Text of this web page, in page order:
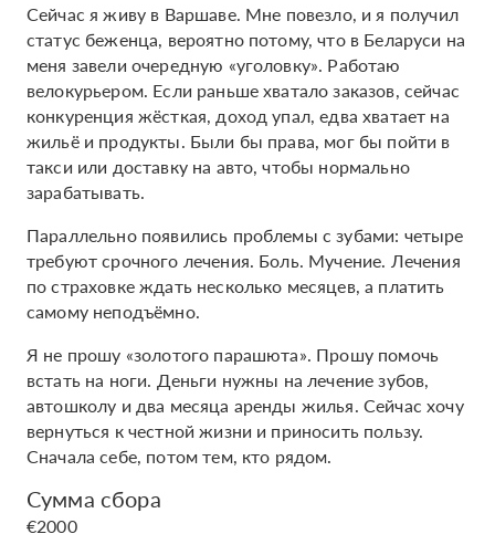
Сейчас я живу в Варшаве. Мне повезло, и я получил
статус беженца, вероятно потому, что в Беларуси на
меня завели очередную «уголовку». Работаю
велокурьером. Если раньше хватало заказов, сейчас
конкуренция жёсткая, доход упал, едва хватает на
жильё и продукты. Были бы права, мог бы пойти в
такси или доставку на авто, чтобы нормально
зарабатывать.
Параллельно появились проблемы с зубами: четыре
требуют срочного лечения. Боль. Мучение. Лечения
по страховке ждать несколько месяцев, а платить
самому неподъёмно.
Я не прошу «золотого парашюта». Прошу помочь
встать на ноги. Деньги нужны на лечение зубов,
автошколу и два месяца аренды жилья. Сейчас хочу
вернуться к честной жизни и приносить пользу.
Сначала себе, потом тем, кто рядом.
Сумма сбора
€2000